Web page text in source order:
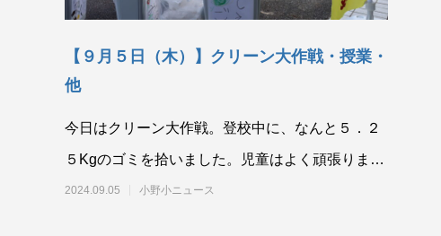
【９月５日（木）】クリーン大作戦・授業・
他
今日はクリーン大作戦。登校中に、なんと５．２
５Kgのゴミを拾いました。児童はよく頑張りまし
たが、多いのは決してよくはないことです。小野
2024.09.05 小野小ニュース